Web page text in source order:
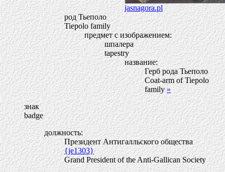
jasnagora.pl
род Тьеполо
Tiepolo family
предмет с изображением:
шпалера
tapestry
название:
Герб рода Тьеполо
Coat-arm of Tiepolo
family»
знак
badge
должность:
Президент Антигалльского общества
{je1303}
Grand President of the Anti-Gallican Society